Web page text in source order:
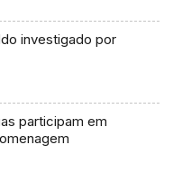
investigado por
participam em